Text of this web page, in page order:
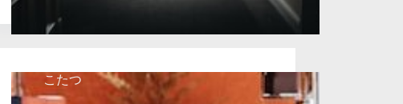
こたつ